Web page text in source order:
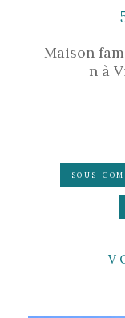
Maison
n à
SOUS-